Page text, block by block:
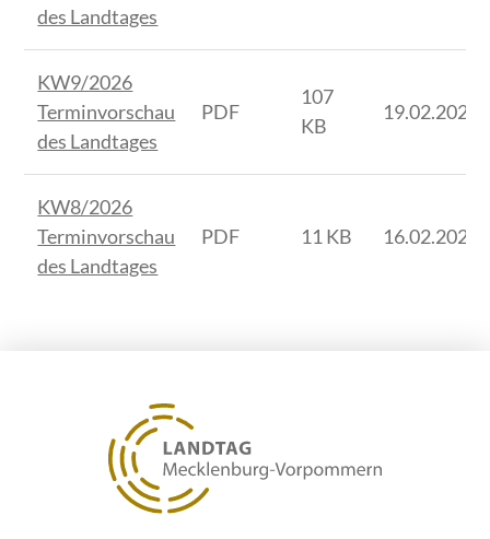
des Landtages
KW9/2026
Terminvorschau
des Landtages
PDF
107
KB
19.02.2026
KW8/2026
Terminvorschau
des Landtages
PDF 11 KB 16.02.2026